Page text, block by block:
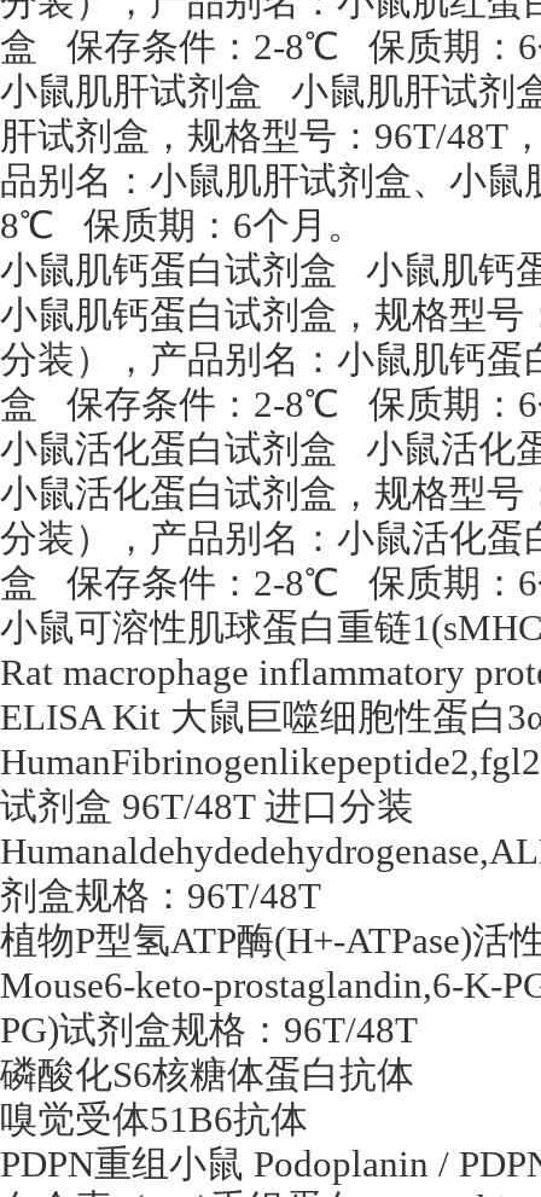
盒
保存条件： 2-8℃ 保质期： 6
小鼠肌肝试剂盒
小鼠肌肝试剂
肝试剂盒，规格型号： 96T/48T
品别名：小鼠肌肝试剂盒、小鼠
8℃ 保质期： 6个月。
小鼠肌钙蛋白试剂盒
小鼠肌钙
小鼠肌钙蛋白试剂盒，规格型号
分装），产品别名：小鼠肌钙
盒
保存条件： 2-8℃ 保质期： 6
小鼠活化蛋白试剂盒
小鼠活化
小鼠活化蛋白试剂盒，规格型号
分装），产品别名：小鼠活化
盒
保存条件： 2-8℃ 保质期： 6
小鼠可溶性肌球蛋白重链
Rat macrophage inflammatory
ELISA Kit 大鼠巨噬细胞性蛋白3
试剂盒 96T/48T 进口分装
剂盒规格： 96T/48T
植物P型氢ATP酶(H+-ATPase)活
Mouse6-keto-prostaglandin,6-K-
PG)试剂盒规格： 96T/48T
磷酸化S6核糖体蛋白抗体
嗅觉受体51B6抗体
PDPN重组小鼠 Podoplanin /